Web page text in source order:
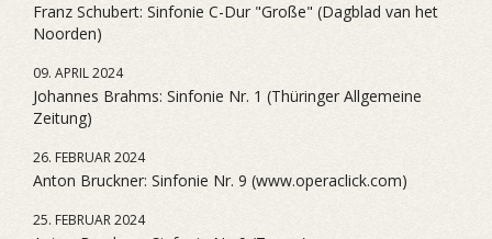
Franz Schubert: Sinfonie C-Dur "Große" (Dagblad van het
Noorden)
09. APRIL 2024
Johannes Brahms: Sinfonie Nr. 1 (Thüringer Allgemeine
Zeitung)
26. FEBRUAR 2024
Anton Bruckner: Sinfonie Nr. 9 (www.operaclick.com)
25. FEBRUAR 2024